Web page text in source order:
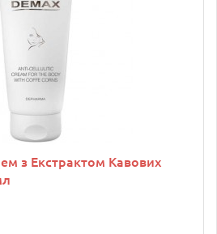
з Екстрактом Кавових